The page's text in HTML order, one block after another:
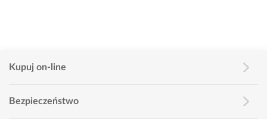
Kupuj on-line
Bezpieczeństwo